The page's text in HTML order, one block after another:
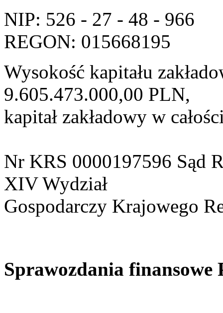
NIP: 526 - 27 - 48 - 966
REGON: 015668195
Wysokość kapitału
9.605.473.000,00 PLN,
kapitał zakładowy w
Nr KRS 0000197596 Sąd
XIV Wydział
Gospodarczy Krajowego
Sprawozdania finansowe